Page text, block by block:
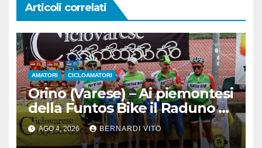
Articoli correlati
AMATORI CICLOAMATORI
Orino (Varese) – Ai piemontesi
della Funtos Bike il Raduno di
Orino
AGO 4, 2026 BERNARDI VITO